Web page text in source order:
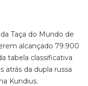
Taça do Mundo de
alcançado 79.900
tabela classificativa
atrás da dupla russa
Kundius.